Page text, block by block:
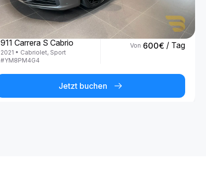
Porsche
911 Carrera S Cabrio
2021 • Cabriolet, Sport
#YM8PM4G4
Von 600€ / Tag
Jetzt buchen